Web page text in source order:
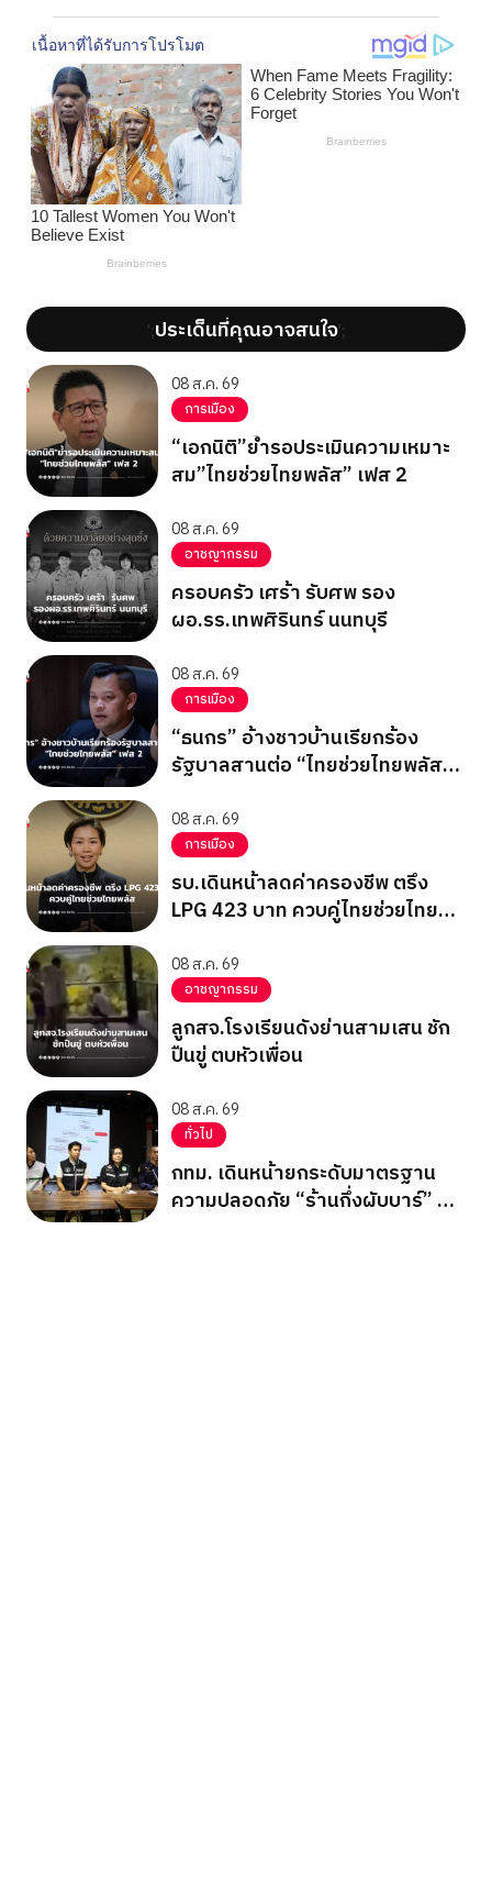
';ประเด็นที่คุณอาจสนใจ';
08 ส.ค. 69
การเมือง
“เอกนิติ”ย้ำรอประเมินความเหมาะ
สม”ไทยช่วยไทยพลัส” เฟส 2
08 ส.ค. 69
อาชญากรรม
ครอบครัว เศร้า รับศพ รอง
ผอ.รร.เทพศิรินทร์ นนทบุรี
08 ส.ค. 69
การเมือง
“ธนกร” อ้างชาวบ้านเรียกร้อง
รัฐบาลสานต่อ “ไทยช่วยไทยพลัส”
08 ส.ค. 69
การเมือง
รบ.เดินหน้าลดค่าครองชีพ ตรึง
LPG 423 บาท ควบคู่ไทยช่วยไทย
08 ส.ค. 69
อาชญากรรม
ลูกสจ.โรงเรียนดังย่านสามเสน ชัก
ปืนขู่ ตบหัวเพื่อน
08 ส.ค. 69
ทั่วไป
กทม. เดินหน้ายกระดับมาตรฐาน
ความปลอดภัย “ร้านกึ่งผับบาร์” ทั่ว